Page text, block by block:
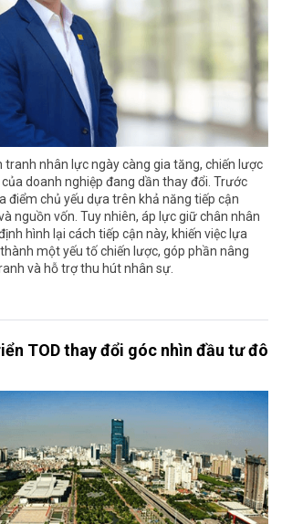
tranh nhân lực ngày càng gia tăng, chiến lược
doanh nghiệp đang dần thay đổi. Trước
điểm chủ yếu dựa trên khả năng tiếp cận
nguồn vốn. Tuy nhiên, áp lực giữ chân nhân
hình lại cách tiếp cận này, khiến việc lựa
một yếu tố chiến lược, góp phần nâng
và hỗ trợ thu hút nhân sự.
TOD thay đổi góc nhìn đầu tư đô